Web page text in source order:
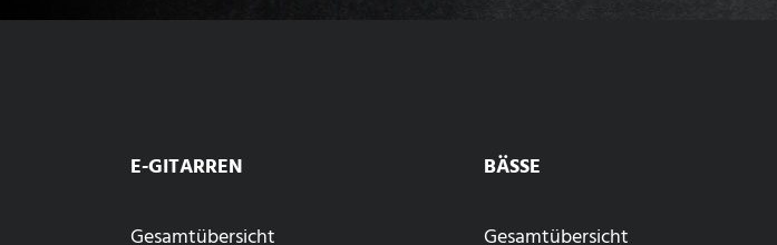
E-GITARREN
Gesamtübersicht
BÄSSE
Gesamtübersicht